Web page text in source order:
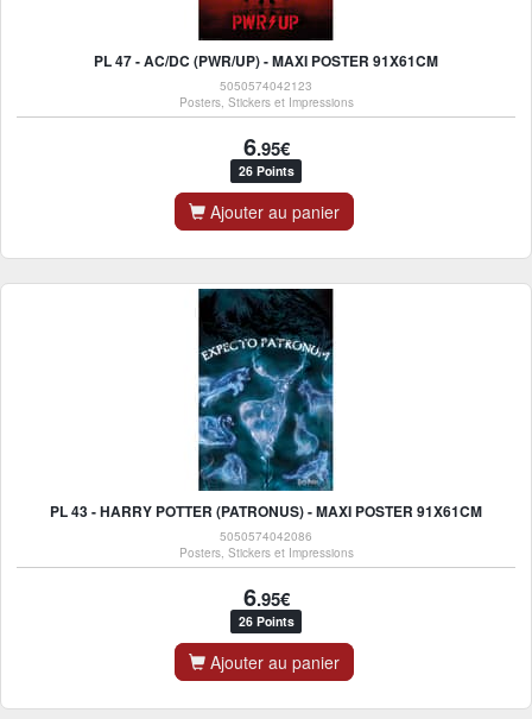
PL 47 - AC/DC (PWR/UP) - MAXI POSTER 91X61CM
5050574042123
Posters, Stickers et Impressions
6.95€
26 Points
Ajouter au panier
PL 43 - HARRY POTTER (PATRONUS) - MAXI POSTER 91X61CM
5050574042086
Posters, Stickers et Impressions
6.95€
26 Points
Ajouter au panier